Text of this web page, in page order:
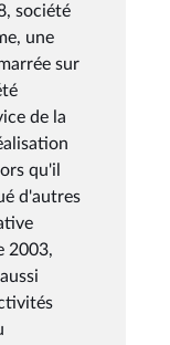
société
une
sur
de la
qu'il
d'autres
2003,